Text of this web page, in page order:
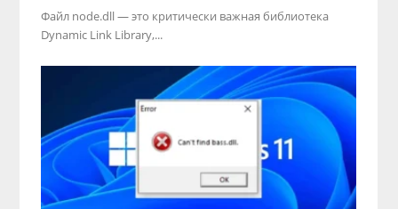
Файл node.dll — это критически важная библиотека
Dynamic Link Library,...